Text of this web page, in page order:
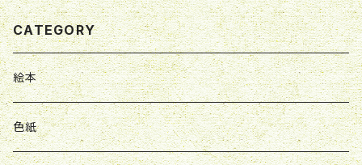
CATEGORY
絵本
色紙